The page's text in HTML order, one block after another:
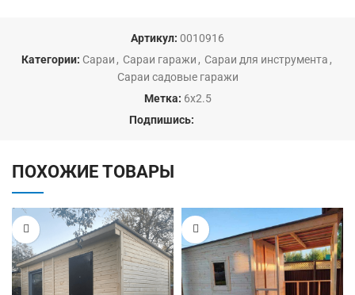
Артикул: 0010916
Категории: Сараи , Сараи гаражи , Сараи для инструмента ,
Сараи садовые гаражи
Метка: 6х2.5
Подпишись:
ПОХОЖИЕ ТОВАРЫ